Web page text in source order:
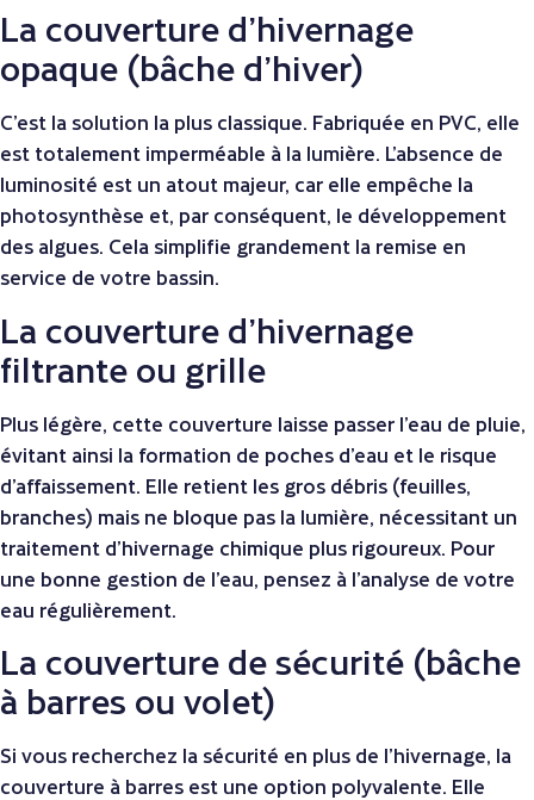
La couverture d’hivernage
opaque (bâche d’hiver)
C’est la solution la plus classique. Fabriquée en PVC, elle
est totalement imperméable à la lumière. L’absence de
luminosité est un atout majeur, car elle empêche la
photosynthèse et, par conséquent, le développement
des algues. Cela simplifie grandement la remise en
service de votre bassin.
La couverture d’hivernage
filtrante ou grille
Plus légère, cette couverture laisse passer l’eau de pluie,
évitant ainsi la formation de poches d’eau et le risque
d’affaissement. Elle retient les gros débris (feuilles,
branches) mais ne bloque pas la lumière, nécessitant un
traitement d’hivernage chimique plus rigoureux. Pour
une bonne gestion de l’eau, pensez à l’analyse de votre
eau régulièrement.
La couverture de sécurité (bâche
à barres ou volet)
Si vous recherchez la sécurité en plus de l’hivernage, la
couverture à barres est une option polyvalente. Elle